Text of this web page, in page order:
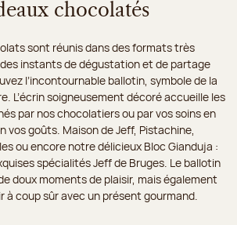
chocolatés
sont réunis dans des formats très
instants de dégustation et de partage
l’incontournable ballotin, symbole de la
L’écrin soigneusement décoré accueille les
par nos chocolatiers ou par vos soins en
vos goûts. Maison de Jeff, Pistachine,
ou encore notre délicieux Bloc Gianduja :
spécialités Jeff de Bruges. Le ballotin
doux moments de plaisir, mais également
à coup sûr avec un présent gourmand.